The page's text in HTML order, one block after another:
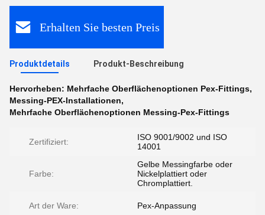
Erhalten Sie besten Preis
Produktdetails Produkt-Beschreibung
Hervorheben: Mehrfache Oberflächenoptionen Pex-Fittings,
Messing-PEX-Installationen,
Mehrfache Oberflächenoptionen Messing-Pex-Fittings
Zertifiziert:
ISO 9001/9002 und ISO
14001
Farbe:
Gelbe Messingfarbe oder
Nickelplattiert oder
Chromplattiert.
Art der Ware: Pex-Anpassung